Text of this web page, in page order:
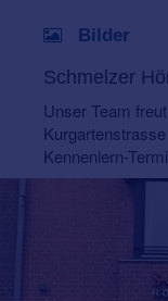
Bilder
Schmelzer
Unser Team
Kennenlern-